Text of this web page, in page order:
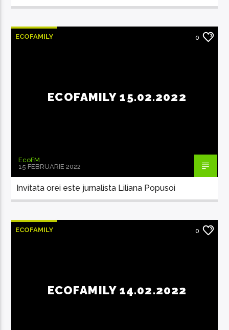
ECOFAMILY 0
ECOFAMILY 15.02.2022
EcoFM
15 FEBRUARIE 2022
Invitata orei este jurnalista Liliana Popusoi
ECOFAMILY 0
ECOFAMILY 14.02.2022